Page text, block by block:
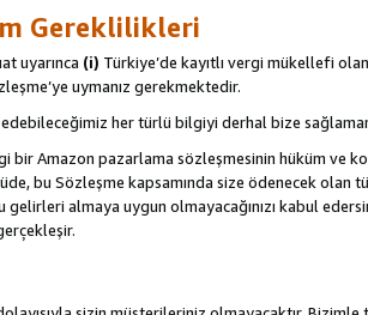
Gereklilikleri
uyarınca (i) Türkiye’de kayıtlı vergi mükellefi
uymanız gerekmektedir.
her türlü bilgiyi derhal bize
bir Amazon pazarlama sözleşmesinin hüküm ve
bu Sözleşme kapsamında size ödenecek olan
almaya uygun olmayacağınızı kabul